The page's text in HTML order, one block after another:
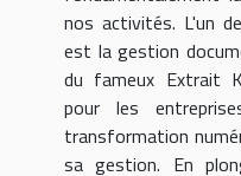
nos activités. L'un
est la gestion
du fameux Extrait
pour les
transformation
sa gestion. En